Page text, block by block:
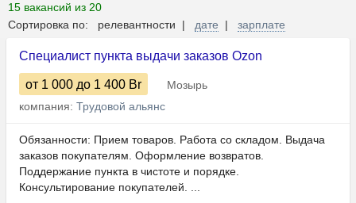
15 вакансий из 20
Сортировка по: релевантности | дате | зарплате
Специалист пункта выдачи заказов Ozon
от 1 000 до 1 400 Br
Мозырь
компания: Трудовой альянс
Обязанности: Прием товаров. Работа со складом. Выдача
заказов покупателям. Оформление возвратов.
Поддержание пункта в чистоте и порядке.
Консультирование покупателей. ...